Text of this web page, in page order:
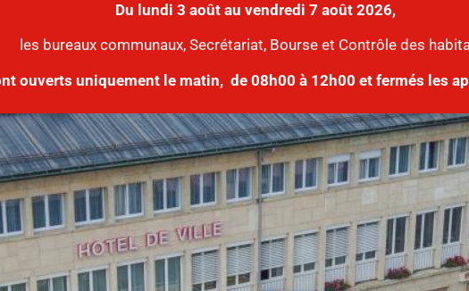
Du lundi 3 août au vendredi 7 août 2026,
les bureaux communaux, Secrétariat, Bourse et Contrôle des
ouverts uniquement le matin, de 08h00 à 12h00 et fermés les